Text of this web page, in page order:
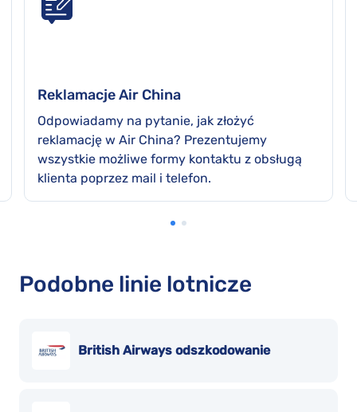
Reklamacje Air China
Odpowiadamy na pytanie, jak złożyć
reklamację w Air China? Prezentujemy
wszystkie możliwe formy kontaktu z obsługą
klienta poprzez mail i telefon.
Podobne linie lotnicze
British Airways odszkodowanie